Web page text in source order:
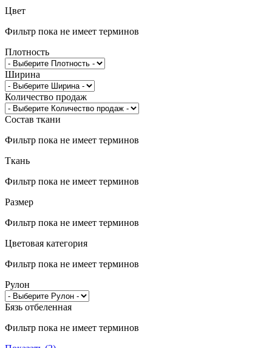
Цвет
Фильтр пока не имеет терминов
Плотность
Ширина
Количество продаж
Состав ткани
Фильтр пока не имеет терминов
Ткань
Фильтр пока не имеет терминов
Размер
Фильтр пока не имеет терминов
Цветовая категория
Фильтр пока не имеет терминов
Рулон
Бязь отбеленная
Фильтр пока не имеет терминов